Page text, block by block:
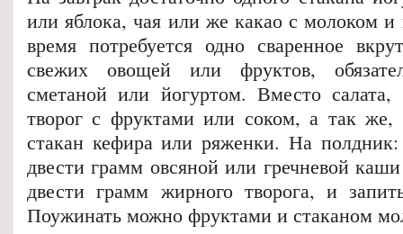
или яблока, чая или же какао с молоком
время потребуется одно сваренное
свежих овощей или фруктов,
сметаной или йогуртом. Вместо салата,
творог с фруктами или соком, а так же,
стакан кефира или ряженки. На полдник:
двести грамм овсяной или гречневой
двести грамм жирного творога, и
Поужинать можно фруктами и стаканом